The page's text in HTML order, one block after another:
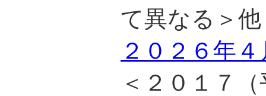
て異なる＞他
２０２６年
＜２０１７